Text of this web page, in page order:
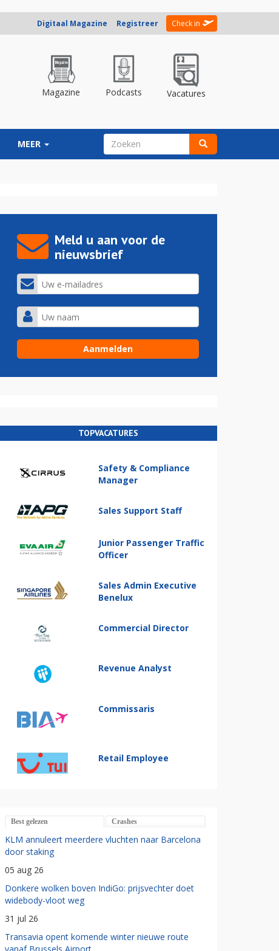
Digitaal Magazine Registreer Check in
Magazine Podcasts Vacatures
MEER ZOEKVELD
Meld u aan voor de
nieuwsbrief
TOPVACATURES
Safety & Compliance
Manager
Sales Support Staff
Junior Passenger Traffic
Officer
Sales Admin Executive
Benelux
Commercial Director
Revenue Analyst
Commissaris
Retail Employee
Best gelezen Crashes
KLM annuleert meerdere vluchten naar Barcelona
door staking
05 aug 26
Donkere wolken boven IndiGo: prijsvechter doet
widebody-vloot weg
31 jul 26
Transavia opent komende winter nieuwe route